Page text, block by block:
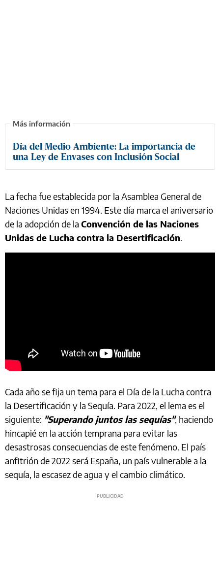
Día del Medio Ambiente: La importancia de
una Ley de Envases con Inclusión Social
La fecha fue establecida por la Asamblea General de
Naciones Unidas en 1994. Este día marca el aniversario
de la adopción de la Convención de las Naciones
Unidas de Lucha contra la Desertificación.
Cada año se fija un tema para el Día de la Lucha contra
la Desertificación y la Sequía. Para 2022, el lema es el
siguiente: "Superando juntos las sequías", haciendo
hincapié en la acción temprana para evitar las
desastrosas consecuencias de este fenómeno. El país
anfitrión de 2022 será España, un país vulnerable a la
sequía, la escasez de agua y el cambio climático.